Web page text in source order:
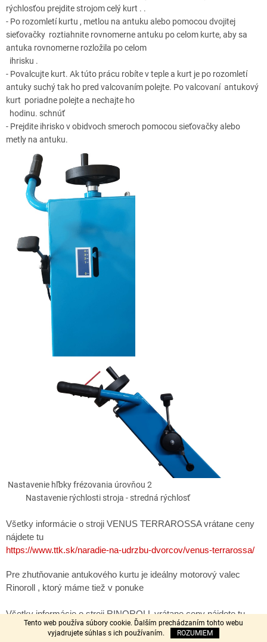
Tento web používa súbory cookie. Ďalším prechádzaním tohto webu
vyjadrujete súhlas s ich používaním.
ROZUMIEM
rýchlosťou prejdite strojom celý kurt . .
- Po rozomletí kurtu , metlou na antuku alebo pomocou dvojitej
sieťovačky roztiahnite rovnomerne antuku po celom kurte, aby sa
antuka rovnomerne rozložila po celom
ihrisku .
- Povalcujte kurt. Ak túto prácu robíte v teple a kurt je po rozomletí
antuky suchý tak ho pred valcovaním polejte. Po valcovaní antukový
kurt poriadne polejte a nechajte ho
hodinu. schnúť
- Prejdite ihrisko v obidvoch smeroch pomocou sieťovačky alebo
metly na antuku.
Nastavenie hľbky frézovania úrovňou 2
Nastavenie rýchlosti stroja - stredná rýchlosť
Všetky informácie o stroji VENUS TERRAROSSA vrátane ceny
nájdete tu
https://www.ttk.sk/naradie-na-udrzbu-dvorcov/venus-terrarossa/
Pre zhutňovanie antukového kurtu je ideálny motorový valec
Rinoroll , ktorý máme tiež v ponuke
Všetky informácie o stroji RINOROLL vrátane ceny nájdete tu
https://www.ttk.sk/naradie-na-udrzbu-dvorcov/rinoroll-kompaktny-